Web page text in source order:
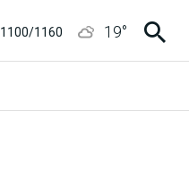
1100/1160
19°